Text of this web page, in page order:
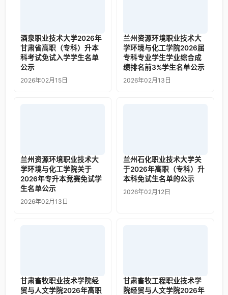
酒泉职业技术大学2026年
甘肃省高职（专科）升本
科考试免试入学学生名单
公示
2026年02月15日
兰州资源环境职业技术大
学环境与化工学院2026届
专科专业学生学业综合成
绩排名前3%学生名单公示
2026年02月13日
兰州资源环境职业技术大
学环境与化工学院关于
2026年专升本竞赛免试学
生名单公示
2026年02月13日
兰州石化职业技术大学关
于2026年高职（专科）升
本科免试生名单的公示
2026年02月12日
甘肃畜牧职业技术学院经
贸与人文学院2026年高职
甘肃畜牧工程职业技术学
院经贸与人文学院2026年